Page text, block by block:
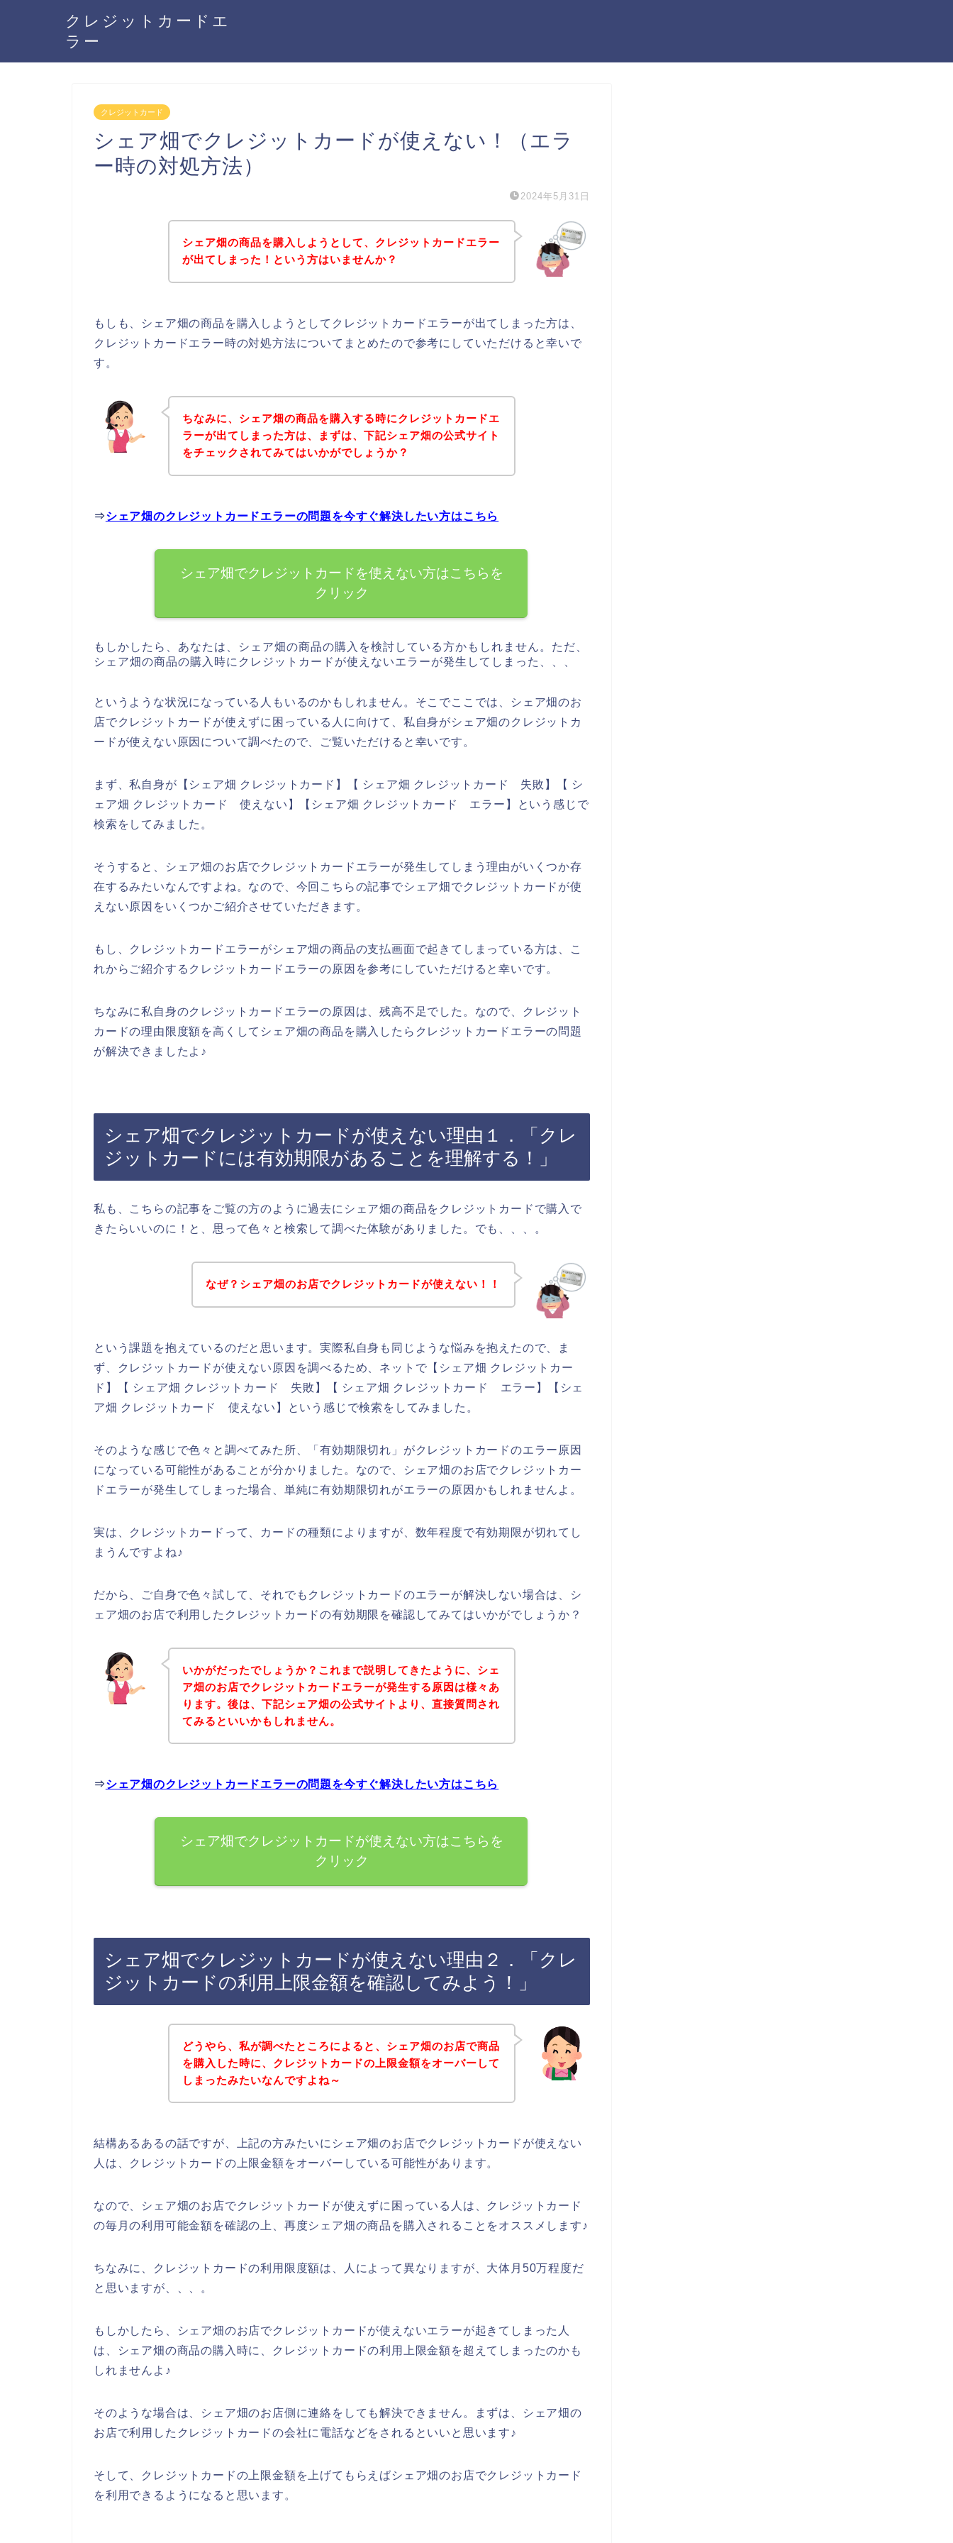
クレジットカードエ
ラー
クレジットカード
シェア畑でクレジットカードが使えない！（エラ
ー時の対処方法）
2024年5月31日
シェア畑の商品を購入しようとして、クレジットカードエラー
が出てしまった！という方はいませんか？
もしも、シェア畑の商品を購入しようとしてクレジットカードエラーが出てしまった方は、
クレジットカードエラー時の対処方法についてまとめたので参考にしていただけると幸いで
す。
ちなみに、シェア畑の商品を購入する時にクレジットカードエ
ラーが出てしまった方は、まずは、下記シェア畑の公式サイト
をチェックされてみてはいかがでしょうか？
⇒シェア畑のクレジットカードエラーの問題を今すぐ解決したい方はこちら
シェア畑でクレジットカードを使えない方はこちらを
クリック
もしかしたら、あなたは、シェア畑の商品の購入を検討している方かもしれません。ただ、
シェア畑の商品の購入時にクレジットカードが使えないエラーが発生してしまった、、、
というような状況になっている人もいるのかもしれません。そこでここでは、シェア畑のお
店でクレジットカードが使えずに困っている人に向けて、私自身がシェア畑のクレジットカ
ードが使えない原因について調べたので、ご覧いただけると幸いです。
まず、私自身が【シェア畑 クレジットカード】【 シェア畑 クレジットカード 失敗】【 シ
ェア畑 クレジットカード 使えない】【シェア畑 クレジットカード エラー】という感じで
検索をしてみました。
そうすると、シェア畑のお店でクレジットカードエラーが発生してしまう理由がいくつか存
在するみたいなんですよね。なので、今回こちらの記事でシェア畑でクレジットカードが使
えない原因をいくつかご紹介させていただきます。
もし、クレジットカードエラーがシェア畑の商品の支払画面で起きてしまっている方は、こ
れからご紹介するクレジットカードエラーの原因を参考にしていただけると幸いです。
ちなみに私自身のクレジットカードエラーの原因は、残高不足でした。なので、クレジット
カードの理由限度額を高くしてシェア畑の商品を購入したらクレジットカードエラーの問題
が解決できましたよ♪
シェア畑でクレジットカードが使えない理由１．「クレ
ジットカードには有効期限があることを理解する！」
私も、こちらの記事をご覧の方のように過去にシェア畑の商品をクレジットカードで購入で
きたらいいのに！と、思って色々と検索して調べた体験がありました。でも、、、。
なぜ？シェア畑のお店でクレジットカードが使えない！！
という課題を抱えているのだと思います。実際私自身も同じような悩みを抱えたので、ま
ず、クレジットカードが使えない原因を調べるため、ネットで【シェア畑 クレジットカー
ド】【 シェア畑 クレジットカード 失敗】【 シェア畑 クレジットカード エラー】【シェ
ア畑 クレジットカード 使えない】という感じで検索をしてみました。
そのような感じで色々と調べてみた所、「有効期限切れ」がクレジットカードのエラー原因
になっている可能性があることが分かりました。なので、シェア畑のお店でクレジットカー
ドエラーが発生してしまった場合、単純に有効期限切れがエラーの原因かもしれませんよ。
実は、クレジットカードって、カードの種類によりますが、数年程度で有効期限が切れてし
まうんですよね♪
だから、ご自身で色々試して、それでもクレジットカードのエラーが解決しない場合は、シ
ェア畑のお店で利用したクレジットカードの有効期限を確認してみてはいかがでしょうか？
いかがだったでしょうか？これまで説明してきたように、シェ
ア畑のお店でクレジットカードエラーが発生する原因は様々あ
ります。後は、下記シェア畑の公式サイトより、直接質問され
てみるといいかもしれません。
⇒シェア畑のクレジットカードエラーの問題を今すぐ解決したい方はこちら
シェア畑でクレジットカードが使えない方はこちらを
クリック
シェア畑でクレジットカードが使えない理由２．「クレ
ジットカードの利用上限金額を確認してみよう！」
どうやら、私が調べたところによると、シェア畑のお店で商品
を購入した時に、クレジットカードの上限金額をオーバーして
しまったみたいなんですよね～
結構あるあるの話ですが、上記の方みたいにシェア畑のお店でクレジットカードが使えない
人は、クレジットカードの上限金額をオーバーしている可能性があります。
なので、シェア畑のお店でクレジットカードが使えずに困っている人は、クレジットカード
の毎月の利用可能金額を確認の上、再度シェア畑の商品を購入されることをオススメします♪
ちなみに、クレジットカードの利用限度額は、人によって異なりますが、大体月50万程度だ
と思いますが、、、。
もしかしたら、シェア畑のお店でクレジットカードが使えないエラーが起きてしまった人
は、シェア畑の商品の購入時に、クレジットカードの利用上限金額を超えてしまったのかも
しれませんよ♪
そのような場合は、シェア畑のお店側に連絡をしても解決できません。まずは、シェア畑の
お店で利用したクレジットカードの会社に電話などをされるといいと思います♪
そして、クレジットカードの上限金額を上げてもらえばシェア畑のお店でクレジットカード
を利用できるようになると思います。